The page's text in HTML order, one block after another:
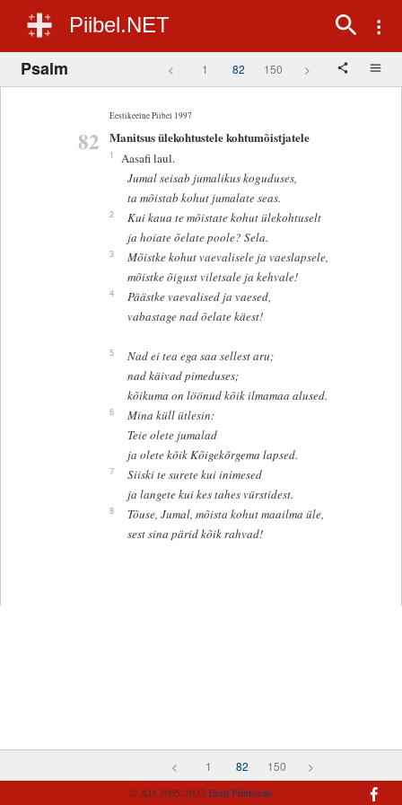
Piibel.NET
Psalm < 1 82 150 >
Eestikeelne Piibel 1997
82 Manitsus ülekohtustele kohtumõistjatele
1
Aasafi laul.
Jumal seisab jumalikus koguduses,
ta mõistab kohut jumalate seas.
2
Kui kaua te mõistate kohut ülekohtuselt
ja hoiate õelate poole? Sela.
3
Mõistke kohut vaevalisele ja vaeslapsele,
mõistke õigust viletsale ja kehvale!
4
Päästke vaevalised ja vaesed,
vabastage nad õelate käest!
5
Nad ei tea ega saa sellest aru;
nad käivad pimeduses;
kõikuma on löönud kõik ilmamaa alused.
6
Mina küll ütlesin:
Teie olete jumalad
ja olete kõik Kõigekõrgema lapsed.
7
Siiski te surete kui inimesed
ja langete kui kes tahes vürstidest.
8
Tõuse, Jumal, mõista kohut maailma üle,
sest sina pärid kõik rahvad!
< 1 82 150 >
© AD 2005-2022Eesti Piibliselts